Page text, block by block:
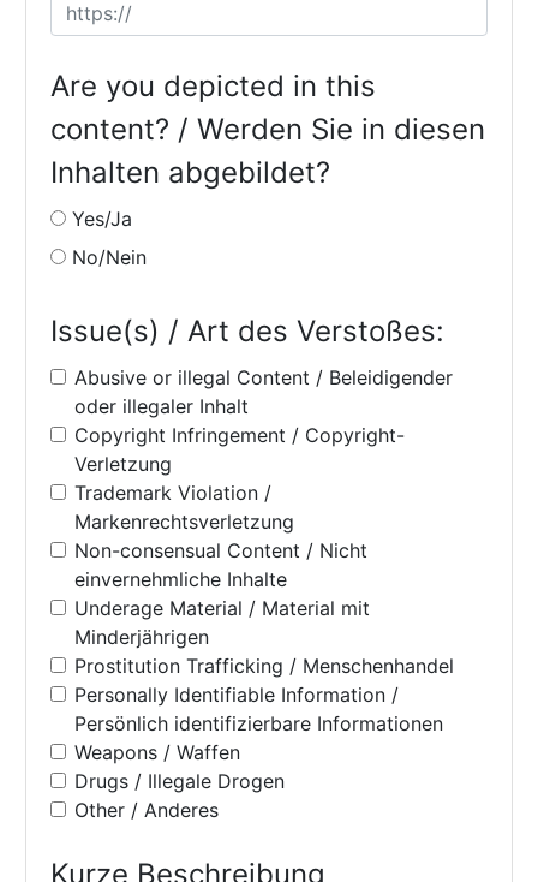
Are you depicted in this
content? / Werden Sie in diesen
Inhalten abgebildet?
Yes/Ja
No/Nein
Issue(s) / Art des Verstoßes:
Abusive or illegal Content / Beleidigender
oder illegaler Inhalt
Copyright Infringement / Copyright-
Verletzung
Trademark Violation /
Markenrechtsverletzung
Non-consensual Content / Nicht
einvernehmliche Inhalte
Underage Material / Material mit
Minderjährigen
Prostitution Trafficking / Menschenhandel
Personally Identifiable Information /
Persönlich identifizierbare Informationen
Weapons / Waffen
Drugs / Illegale Drogen
Other / Anderes
Kurze Beschreibung